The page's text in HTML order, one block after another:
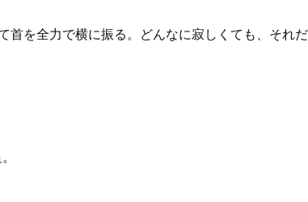
を全力で横に振る。どんなに寂しくても、それだ